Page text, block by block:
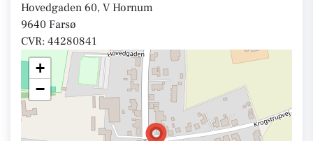
Hovedgaden 60, V Hornum
9640 Farsø
CVR: 44280841
+
−